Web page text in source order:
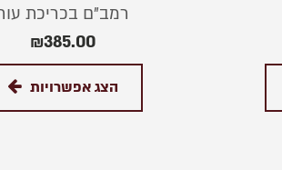
רמב”ם בכריכת
₪385.00
הצג אפשרויות